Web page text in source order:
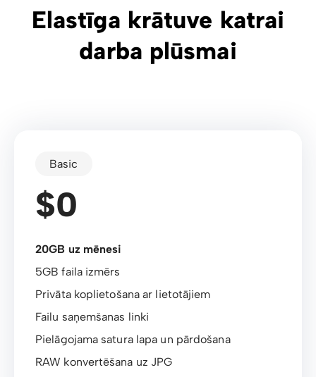
Elastīga krātuve katrai
darba plūsmai
Basic
$0
20GB uz mēnesi
5GB faila izmērs
Privāta koplietošana ar lietotājiem
Failu saņemšanas linki
Pielāgojama satura lapa un pārdošana
RAW konvertēšana uz JPG